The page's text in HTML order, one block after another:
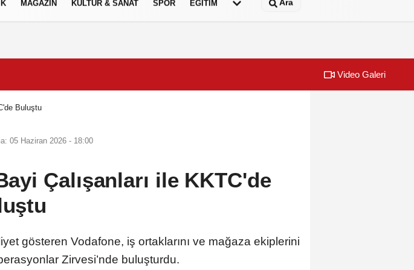
MAGAZİN KÜLTÜR & SANAT SPOR EĞİTİM Ara
Video Galeri
Buluştu
05 Haziran 2026 - 18:00
Çalışanları ile KKTC'de
gösteren Vodafone, iş ortaklarını ve mağaza ekiplerini
Zirvesi’nde buluşturdu.